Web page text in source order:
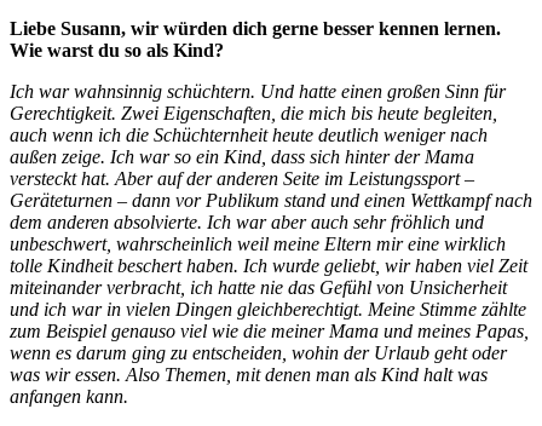
Liebe Susann, wir würden dich gerne besser kennen lernen.
Wie warst du so als Kind?
Ich war wahnsinnig schüchtern. Und hatte einen großen Sinn für
Gerechtigkeit. Zwei Eigenschaften, die mich bis heute begleiten,
auch wenn ich die Schüchternheit heute deutlich weniger nach
außen zeige. Ich war so ein Kind, dass sich hinter der Mama
versteckt hat. Aber auf der anderen Seite im Leistungssport –
Geräteturnen – dann vor Publikum stand und einen Wettkampf nach
dem anderen absolvierte. Ich war aber auch sehr fröhlich und
unbeschwert, wahrscheinlich weil meine Eltern mir eine wirklich
tolle Kindheit beschert haben. Ich wurde geliebt, wir haben viel Zeit
miteinander verbracht, ich hatte nie das Gefühl von Unsicherheit
und ich war in vielen Dingen gleichberechtigt. Meine Stimme zählte
zum Beispiel genauso viel wie die meiner Mama und meines Papas,
wenn es darum ging zu entscheiden, wohin der Urlaub geht oder
was wir essen. Also Themen, mit denen man als Kind halt was
anfangen kann.